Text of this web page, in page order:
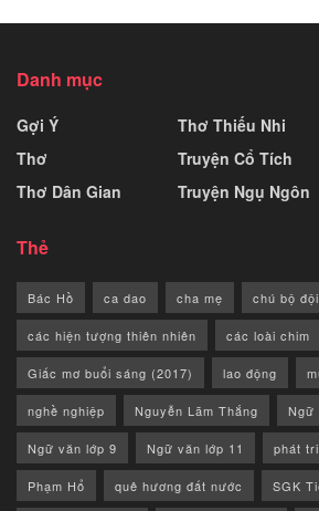
Danh mục
Gợi Ý
Thơ
Thơ Dân Gian
Thơ Thiếu Nhi
Truyện Cổ Tích
Truyện Ngụ Ngôn
Thẻ
Bác Hồ ca dao cha mẹ chú bộ đội
các hiện tượng thiên nhiên các loài chim
Giấc mơ buổi sáng (2017) lao động
nghề nghiệp Nguyễn Lãm Thắng Ngữ
Ngữ văn lớp 9 Ngữ văn lớp 11 phát
Phạm Hổ quê hương đất nước SGK